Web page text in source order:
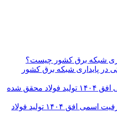
در پایداری شبکه برق کشور
حدود ۹۰ درصد ظرفیت اسمی افق ۱۴۰۴ تولید فولاد